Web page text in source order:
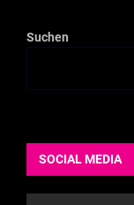
Suchen
SOCIAL MEDIA